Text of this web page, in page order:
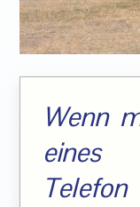
Wenn
eines